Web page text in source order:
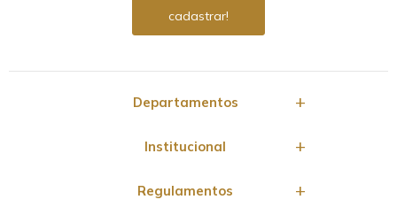
Departamentos
Institucional
Regulamentos